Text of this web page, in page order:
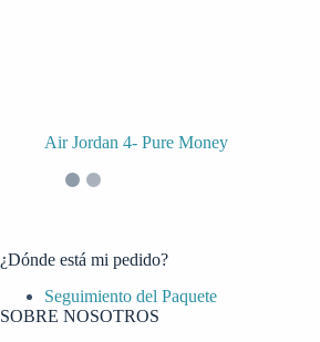
Air Jordan 4- Pure Money
¿Dónde está mi pedido?
Seguimiento del Paquete
SOBRE NOSOTROS